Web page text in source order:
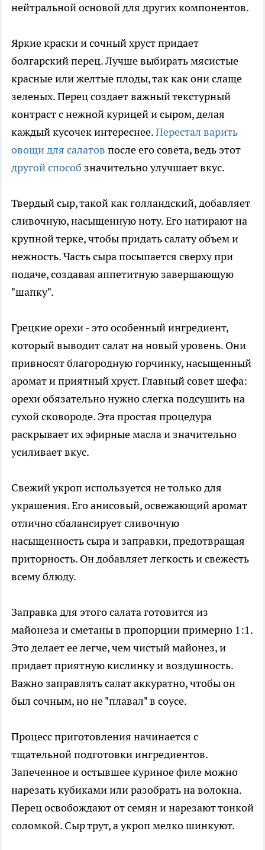
нейтральной основой для других компонентов.
Яркие краски и сочный хруст придает
болгарский перец. Лучше выбирать мясистые
красные или желтые плоды, так как они слаще
зеленых. Перец создает важный текстурный
контраст с нежной курицей и сыром, делая
каждый кусочек интереснее.Перестал варить
овощи для салатов после его совета, ведь этот
другой способ значительно улучшает вкус.
Твердый сыр, такой как голландский, добавляет
сливочную, насыщенную ноту. Его натирают на
крупной терке, чтобы придать салату объем и
нежность. Часть сыра посыпается сверху при
подаче, создавая аппетитную завершающую
"шапку".
Грецкие орехи - это особенный ингредиент,
который выводит салат на новый уровень. Они
привносят благородную горчинку, насыщенный
аромат и приятный хруст. Главный совет шефа:
орехи обязательно нужно слегка подсушить на
сухой сковороде. Эта простая процедура
раскрывает их эфирные масла и значительно
усиливает вкус.
Свежий укроп используется не только для
украшения. Его анисовый, освежающий аромат
отлично сбалансирует сливочную
насыщенность сыра и заправки, предотвращая
приторность. Он добавляет легкость и свежесть
всему блюду.
Заправка для этого салата готовится из
майонеза и сметаны в пропорции примерно 1:1.
Это делает ее легче, чем чистый майонез, и
придает приятную кислинку и воздушность.
Важно заправлять салат аккуратно, чтобы он
был сочным, но не "плавал" в соусе.
Процесс приготовления начинается с
тщательной подготовки ингредиентов.
Запеченное и остывшее куриное филе можно
нарезать кубиками или разобрать на волокна.
Перец освобождают от семян и нарезают тонкой
соломкой. Сыр трут, а укроп мелко шинкуют.